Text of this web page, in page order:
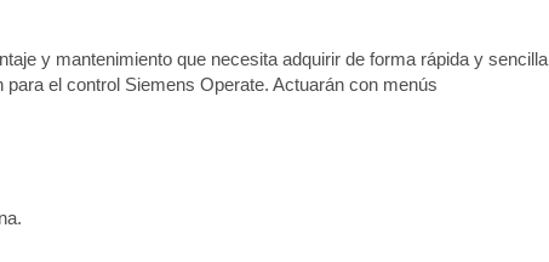
y mantenimiento que necesita adquirir de forma rápida y sencilla
el control Siemens Operate. Actuarán con menús